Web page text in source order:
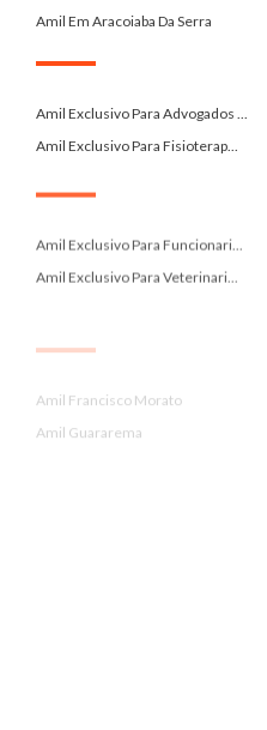
Amil Em Aracoiaba Da Serra
Amil Exclusivo Para Advogados ...
Amil Exclusivo Para Fisioterap...
Amil Exclusivo Para Funcionari...
Amil Exclusivo Para Veterinari...
Amil Guararema